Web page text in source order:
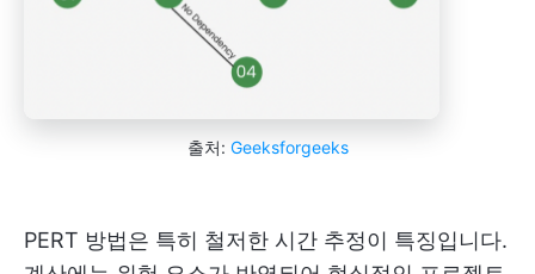
출처: Geeksforgeeks
PERT 방법은 특히 철저한 시간 추정이 특징입니다.